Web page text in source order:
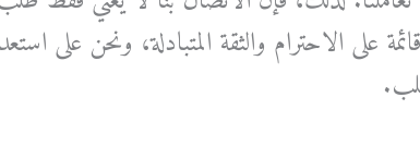
على الاحترام والثقة المتبادلة، ونحن على